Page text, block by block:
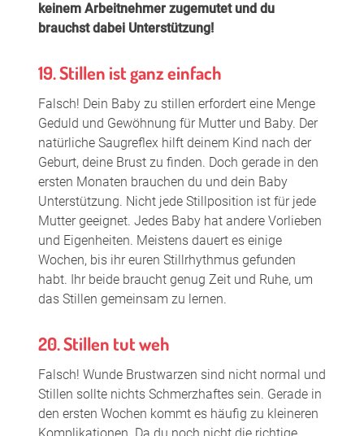
keinem Arbeitnehmer zugemutet und du
brauchst dabei Unterstützung!
19. Stillen ist ganz einfach
Falsch! Dein Baby zu stillen erfordert eine Menge
Geduld und Gewöhnung für Mutter und Baby. Der
natürliche Saugreflex hilft deinem Kind nach der
Geburt, deine Brust zu finden. Doch gerade in den
ersten Monaten brauchen du und dein Baby
Unterstützung. Nicht jede Stillposition ist für jede
Mutter geeignet. Jedes Baby hat andere Vorlieben
und Eigenheiten. Meistens dauert es einige
Wochen, bis ihr euren Stillrhythmus gefunden
habt. Ihr beide braucht genug Zeit und Ruhe, um
das Stillen gemeinsam zu lernen.
20. Stillen tut weh
Falsch! Wunde Brustwarzen sind nicht normal und
Stillen sollte nichts Schmerzhaftes sein. Gerade in
den ersten Wochen kommt es häufig zu kleineren